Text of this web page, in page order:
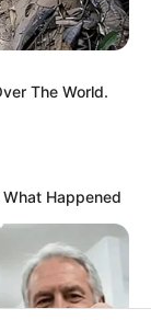
The World.
Happened